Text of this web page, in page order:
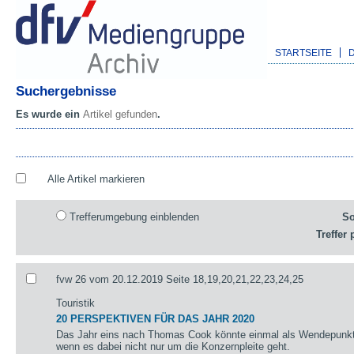
STARTSEITE
Suchergebnisse
Es wurde ein Artikel gefunden.
Alle Artikel markieren
Trefferumgebung einblenden
Treffer
fvw 26 vom 20.12.2019 Seite 18,19,20,21,22,23,24,25
Touristik
20 PERSPEKTIVEN FÜR DAS JAHR 2020
Das Jahr eins nach Thomas Cook könnte einmal als
wenn es dabei nicht nur um die Konzernpleite geht.